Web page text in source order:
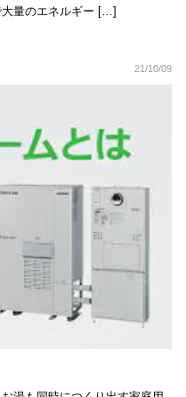
大量のエネルギー […]
21/10/09